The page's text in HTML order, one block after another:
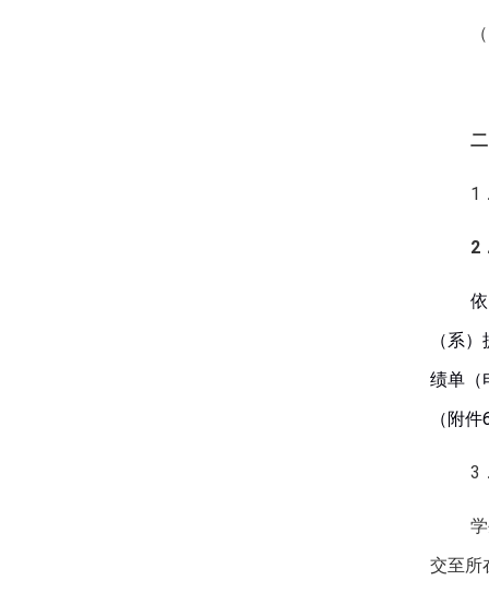
（
1
2
（系
绩单（
（附
3
交至所